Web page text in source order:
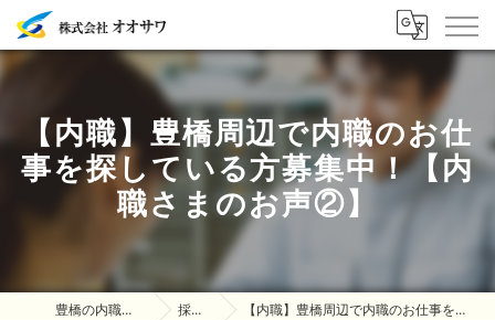
【内職】豊橋周辺で内職のお仕
事を探している方募集中！【内
職さまのお声②】
豊橋の内職は株式会社オオサワ 採用ブログ 【内職】豊橋周辺で内職のお仕事を探している方募集中！【内職さまのお声②】